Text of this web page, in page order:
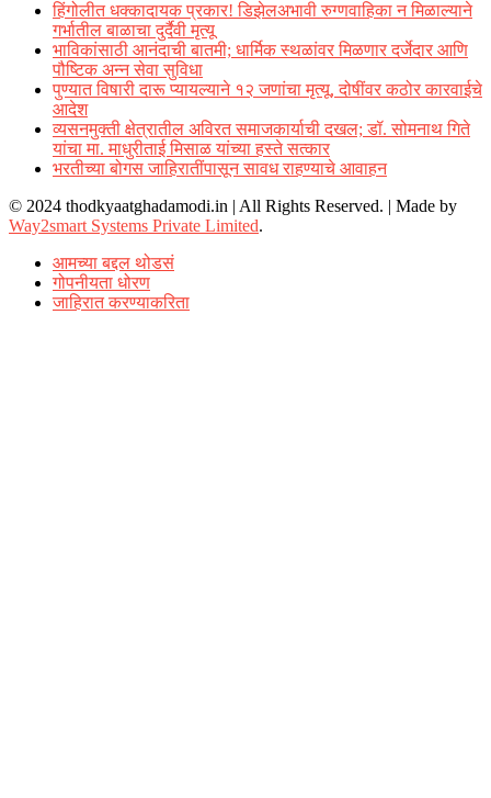
हिंगोलीत धक्कादायक प्रकार! डिझेलअभावी रुग्णवाहिका न मिळाल्याने
गर्भातील बाळाचा दुर्दैवी मृत्यू
भाविकांसाठी आनंदाची बातमी; धार्मिक स्थळांवर मिळणार दर्जेदार आणि
पौष्टिक अन्न सेवा सुविधा
पुण्यात विषारी दारू प्यायल्याने १२ जणांचा मृत्यू, दोषींवर कठोर कारवाईचे
आदेश
व्यसनमुक्ती क्षेत्रातील अविरत समाजकार्याची दखल; डॉ. सोमनाथ गिते
यांचा मा. माधुरीताई मिसाळ यांच्या हस्ते सत्कार
भरतीच्या बोगस जाहिरातींपासून सावध राहण्याचे आवाहन
© 2024 thodkyaatghadamodi.in | All Rights Reserved. | Made by
Way2smart Systems Private Limited.
आमच्या बद्दल थोडसं
गोपनीयता धोरण
जाहिरात करण्याकरिता